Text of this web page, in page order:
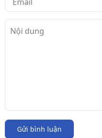
Gửi bình luận